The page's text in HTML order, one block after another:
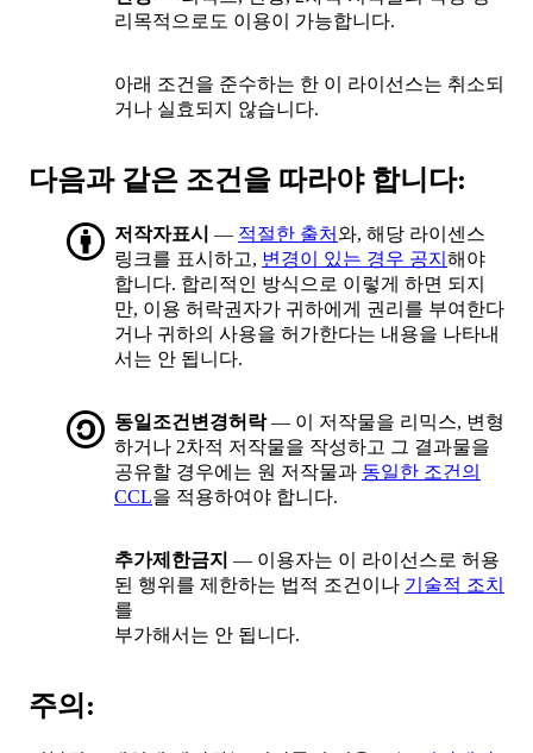
리목적으로도 이용이 가능합니다.
아래 조건을 준수하는 한 이 라이선스는 취소되
거나 실효되지 않습니다.
다음과 같은 조건을 따라야 합니다:
저작자표시 — 적절한 출처와, 해당 라이센스
링크를 표시하고, 변경이 있는 경우 공지 해야
합니다. 합리적인 방식으로 이렇게 하면 되지
만, 이용 허락권자가 귀하에게 권리를 부여한다
거나 귀하의 사용을 허가한다는 내용을 나타내
서는 안 됩니다.
동일조건변경허락— 이 저작물을 리믹스, 변형
하거나 2차적 저작물을 작성하고 그 결과물을
공유할 경우에는 원 저작물과 동일한 조건의
CCL을 적용하여야 합니다.
추가제한금지 — 이용자는 이 라이선스로 허용
된 행위를 제한하는 법적 조건이나 기술적 조치
를
부가해서는 안 됩니다.
주의: